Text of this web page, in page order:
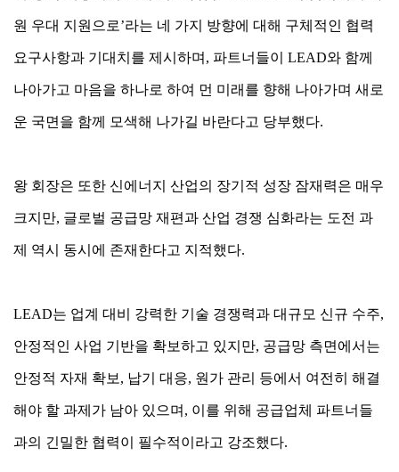
원 우대 지원으로’라는 네 가지 방향에 대해 구체적인 협력
요구사항과 기대치를 제시하며, 파트너들이 LEAD와 함께
나아가고 마음을 하나로 하여 먼 미래를 향해 나아가며 새로
운 국면을 함께 모색해 나가길 바란다고 당부했다.
왕 회장은 또한 신에너지 산업의 장기적 성장 잠재력은 매우
크지만, 글로벌 공급망 재편과 산업 경쟁 심화라는 도전 과
제 역시 동시에 존재한다고 지적했다.
LEAD는 업계 대비 강력한 기술 경쟁력과 대규모 신규 수주,
안정적인 사업 기반을 확보하고 있지만, 공급망 측면에서는
안정적 자재 확보, 납기 대응, 원가 관리 등에서 여전히 해결
해야 할 과제가 남아 있으며, 이를 위해 공급업체 파트너들
과의 긴밀한 협력이 필수적이라고 강조했다.